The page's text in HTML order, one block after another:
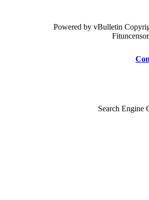
Powered by vBulletin
Search Engine